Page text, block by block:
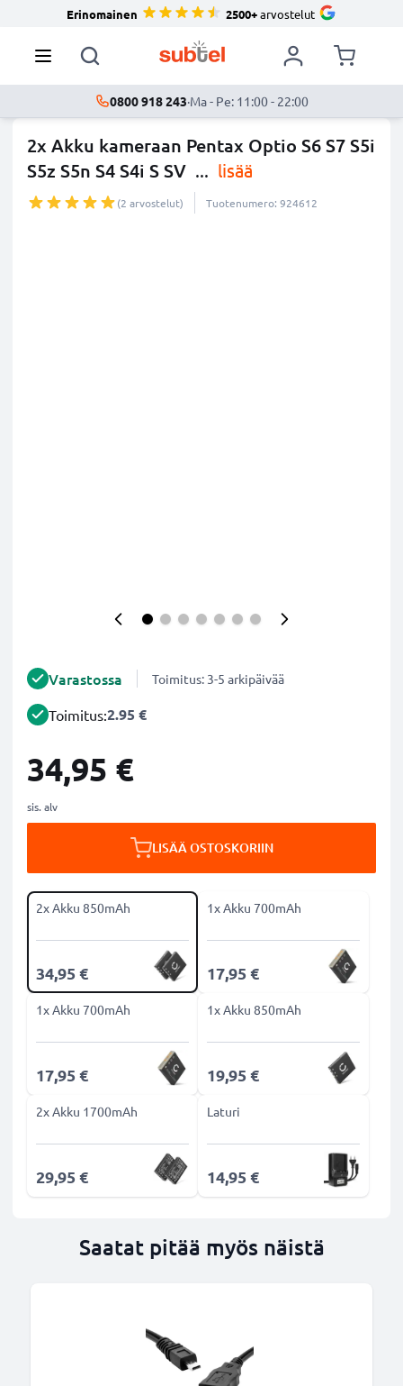
Erinomainen 2500+arvostelut
0800 918 243·Ma - Pe: 11:00 - 22:00
2x Akku kameraan Pentax Optio S6 S7 S5i
S5z S5n S4 S4i S SV ... lisää
(2 arvostelut) Tuotenumero: 924612
Varastossa Toimitus: 3-5 arkipäivää
Toimitus:2.95 €
34,95 €
sis. alv
LISÄÄ OSTOSKORIIN
2x Akku 850mAh
34,95 €
1x Akku 700mAh
17,95 €
1x Akku 700mAh
17,95 €
1x Akku 850mAh
19,95 €
2x Akku 1700mAh
29,95 €
Laturi
14,95 €
Saatat pitää myös näistä